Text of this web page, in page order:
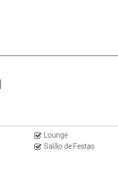
Lounge
Salão de Festas